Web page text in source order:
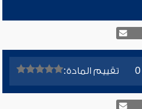
تقييم المادة: